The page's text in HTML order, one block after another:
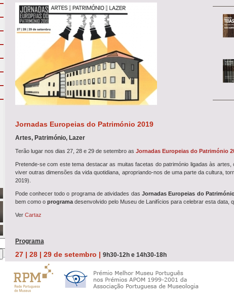
Guia
Jornadas Europeias do Património 2019
Artes, Património, Lazer
Terão lugar nos dias 27, 28 e 29 de setembro as Jornadas Europeias do Património
Pretende-se com este tema destacar as muitas facetas do património ligadas às
viver outras dimensões da vida quotidiana, apropriando-nos de uma parte da cultura,
2019).
Pode conhecer todo o programa de atividades das Jornadas Europeias do
bem como o programa desenvolvido pelo Museu de Lanifícios para celebrar esta data,
Ver Cartaz
Programa
27 | 28 | 29 de setembro | 9h30-12h e 14h30-18h
Entrada Gratuita nas Exposições Permanentes “Da Manufactura à
//Tinturarias Pombalinas da Real Fábrica de Panos(Séc. 18) > Rua Marquês d’Ávila e
//Real Fábrica Veiga: Industrialização dos Lanifícios(Séc. 19-20) > Calçada do Biribau,